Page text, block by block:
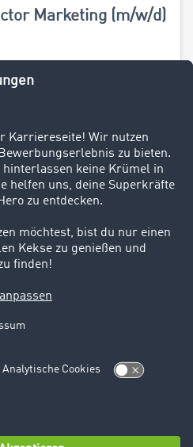
Marketing (m/w/d)
Dynamics CRM &
(m/w/d)